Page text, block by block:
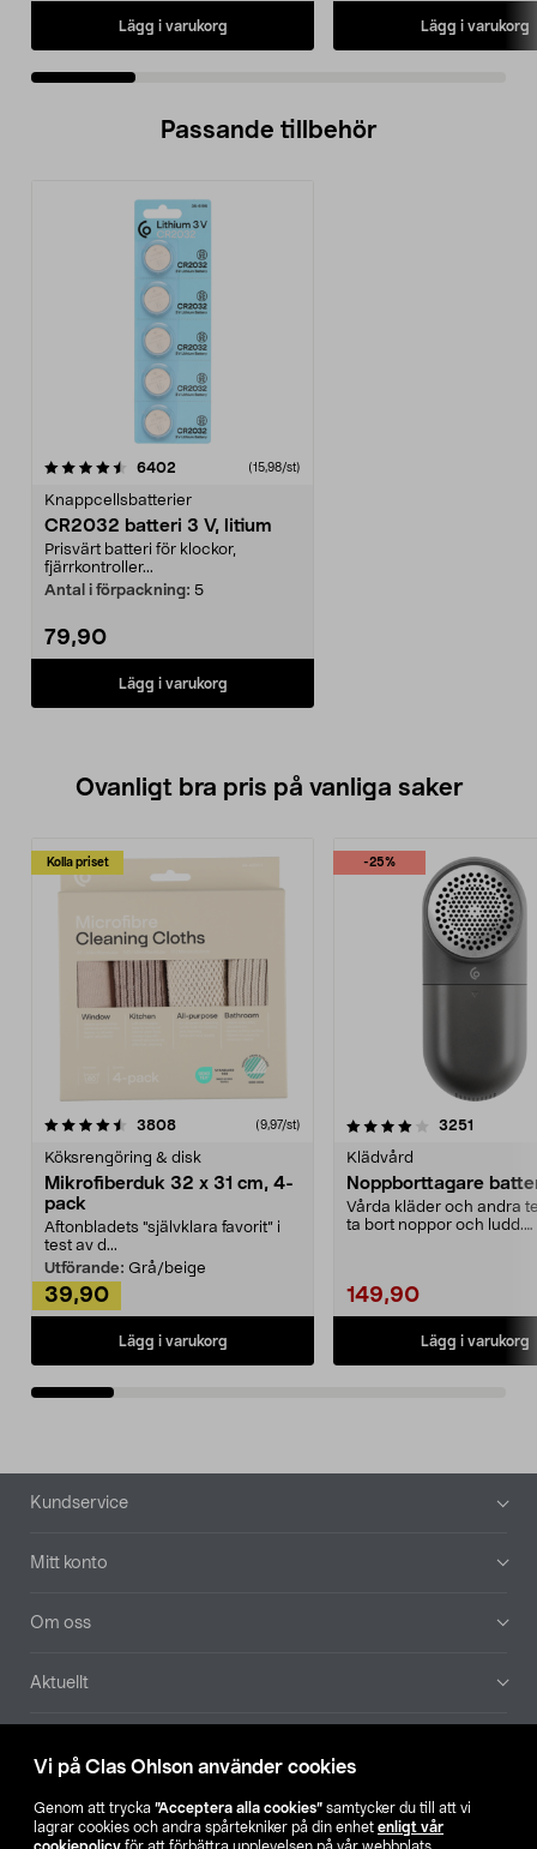
Vi på Clas Ohlson använder cookies
Genom att trycka ”Acceptera alla cookies” samtycker du till att vi
lagrar cookies och andra spårtekniker på din enhet enligt vår
Lägg i varukorg Lägg i varukorg
Passande tillbehör
6402 recensioner(15,98/st)
Knappcellsbatterier
CR2032 batteri 3 V, litium
Prisvärt batteri för klockor,
fjärrkontroller...
Antal i förpackning: 5
79,90
Lägg i varukorg
Ovanligt bra pris på vanliga saker
Kolla priset
3808recensioner (9,97/st)
Köksrengöring & disk
Mikrofiberduk 32 x 31 cm, 4-
pack
Aftonbladets "självklara favorit” i
test av d...
Utförande: Grå/beige
39,90
Lägg i varukorg
-25%
4.0av 5 stjärnor 3251
Klädvård
Noppborttagare
Vårda kläder och andra
ta bort noppor och ludd.
149,90
Lägg i varukorg
4.5av 5 stjärnor
Sidfot
Kundservice
Mitt konto
Om oss
Aktuellt
Hitta butik